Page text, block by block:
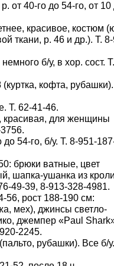
40-го до 54-го, от 10
красивое, костюм
ткани, р. 46 и др.). Т.
б/у, в хор. сост.
кофта,
Т. 62-41-46.
красивая, для женщины
54-го, б/у. Т. 8-951-
брюки ватные, цвет
шапка-ушанка из
49-39, 8-913-328-4981.
56, рост 188-190 см:
мех), джинсы светло-
джемпер «Paul
2245.
рубашки). Все б/